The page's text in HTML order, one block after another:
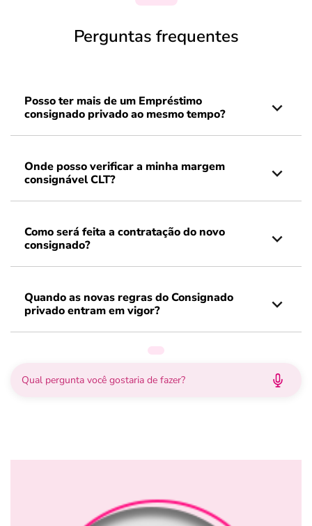
Perguntas frequentes
Posso ter mais de um Empréstimo
consignado privado ao mesmo tempo?
Onde posso verificar a minha margem
consignável CLT?
Como será feita a contratação do novo
consignado?
Quando as novas regras do Consignado
privado entram em vigor?